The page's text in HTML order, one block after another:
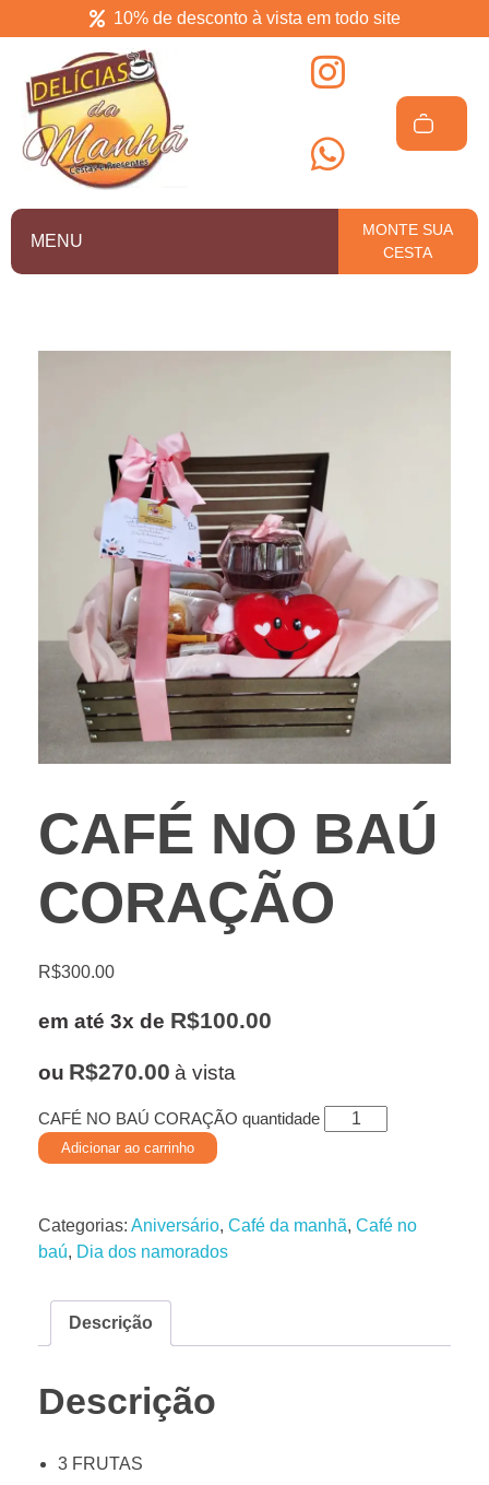
10% de desconto à vista em todo site
Delícias da manhã
MENU
MONTE SUA
CESTA
CAFÉ NO BAÚ
CORAÇÃO
R$300.00
em até 3x de R$100.00
ou R$270.00 à vista
CAFÉ NO BAÚ CORAÇÃO quantidade
Adicionar ao carrinho
Categorias: Aniversário, Café da manhã, Café no
baú, Dia dos namorados
Descrição
Descrição
3 FRUTAS